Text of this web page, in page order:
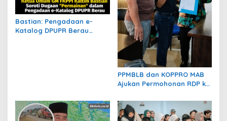
Bastian: Pengadaan e-
Katalog DPUPR Berau
PPMBLB dan KOPPRO MAB
Ajukan Permohonan RDP ke
dan Solusi Transisi MBLB